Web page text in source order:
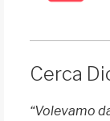
Cerca
“Volevamo